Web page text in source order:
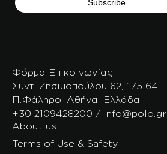
Φόρμα Επικοινωνίας
Συντ. Ζησιμοπούλου 62, 175 64
Π.Φάληρο, Αθήνα, Ελλάδα
+30 2109428200 / info@polo.gr
About us
Terms of Use & Safety